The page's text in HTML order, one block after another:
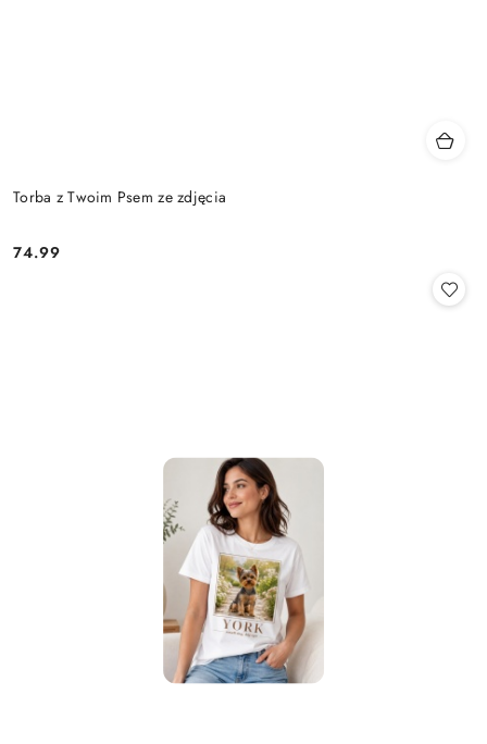
Torba z Twoim Psem ze zdjęcia
Cena:
74.99